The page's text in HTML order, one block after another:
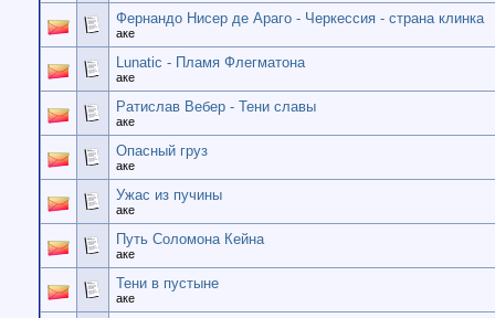
Фернандо Нисер де Араго - Черкессия - страна клинка
аке
Lunatic - Пламя Флегматона
аке
Ратислав Вебер - Тени славы
аке
Опасный груз
аке
Ужас из пучины
аке
Путь Соломона Кейна
аке
Тени в пустыне
аке